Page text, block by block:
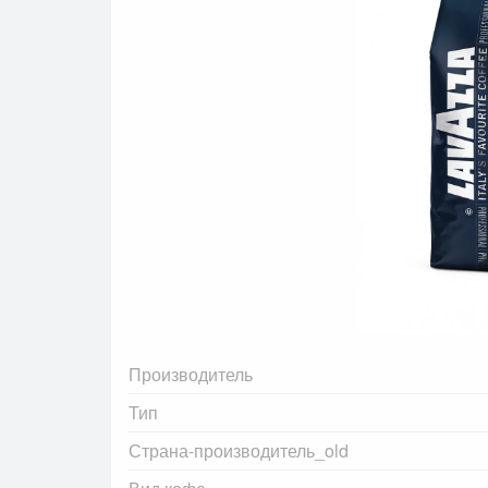
Производитель
Тип
Страна-производитель_old